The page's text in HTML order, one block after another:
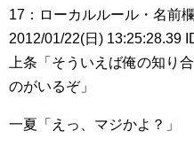
17：ローカルルール・名前
2012/01/22(日) 13:25:28.39
上条「そういえば俺の知り
のがいるぞ」
一夏「えっ、マジかよ？」